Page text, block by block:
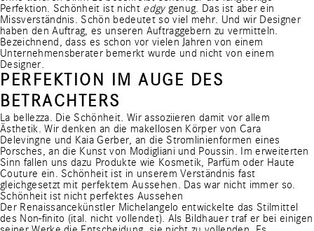
Perfektion. Schönheit ist nicht edgygenug. Das ist aber ein
Missverständnis. Schön bedeutet so viel mehr. Und wir Designer
haben den Auftrag, es unseren Auftraggebern zu vermitteln.
Bezeichnend, dass es schon vor vielen Jahren von einem
Unternehmensberater bemerkt wurde und nicht von einem
Designer.
PERFEKTION IM AUGE DES
BETRACHTERS
La bellezza. Die Schönheit. Wir assoziieren damit vor allem
Ästhetik. Wir denken an die makellosen Körper von Cara
Delevingne und Kaia Gerber, an die Stromlinienformen eines
Porsches, an die Kunst von Modigliani und Poussin. Im erweiterten
Sinn fallen uns dazu Produkte wie Kosmetik, Parfüm oder Haute
Couture ein. Schönheit ist in unserem Verständnis fast
gleichgesetzt mit perfektem Aussehen. Das war nicht immer so.
Schönheit ist nicht perfektes Aussehen
Der Renaissancekünstler Michelangelo entwickelte das Stilmittel
des Non-finito (ital. nicht vollendet). Als Bildhauer traf er bei einigen